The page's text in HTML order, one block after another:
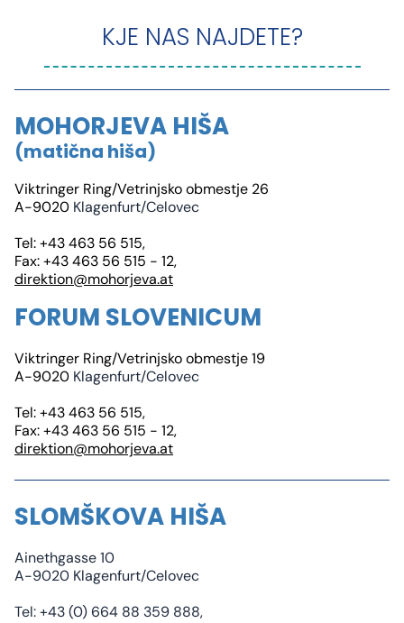
KJE NAS NAJDETE?
MOHORJEVA HIŠA
(matična hiša)
Viktringer Ring/Vetrinjsko obmestje 26
A-9020 Klagenfurt/Celovec
Tel: +43 463 56 515,
Fax: +43 463 56 515 - 12,
direktion@mohorjeva.at
FORUM SLOVENICUM
Viktringer Ring/Vetrinjsko obmestje 19
A-9020 Klagenfurt/Celovec
Tel: +43 463 56 515,
Fax: +43 463 56 515 - 12,
direktion@mohorjeva.at
SLOMŠKOVA HIŠA
Ainethgasse 10
A-9020 Klagenfurt/Celovec
Tel: +43 (0) 664 88 359 888,